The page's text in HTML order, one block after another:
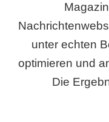
unter echten
optimieren und
Die